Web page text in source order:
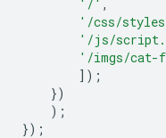
'/' ,
'/css/
'/js/
'/imgs/
]);
})
);
});